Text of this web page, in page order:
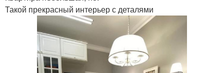
Такой прекрасный интерьер с деталями